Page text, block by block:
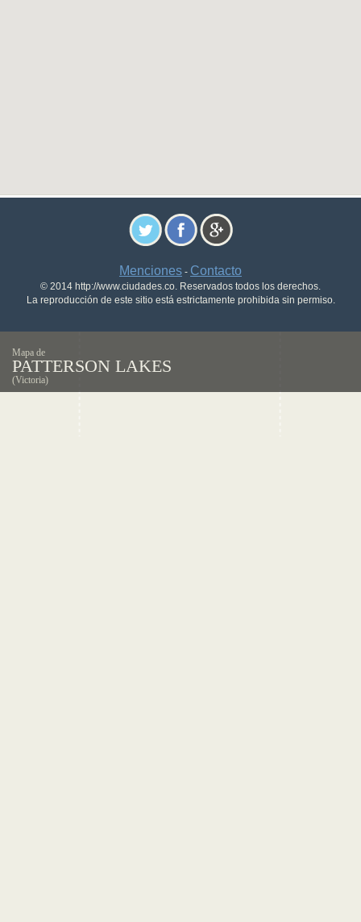
Menciones - Contacto
© 2014 http://www.ciudades.co. Reservados todos los derechos.
La reproducción de este sitio está estrictamente prohibida sin permiso.
Mapa de
PATTERSON LAKES
(Victoria)